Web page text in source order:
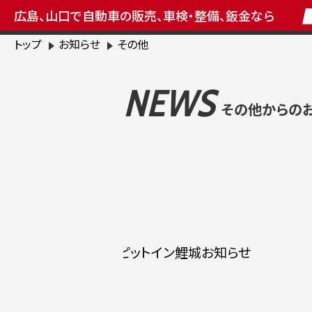
広島、山口で自動車の販売、車検・整備、鈑金なら
トップ お知らせ その他
NEWS その他からの